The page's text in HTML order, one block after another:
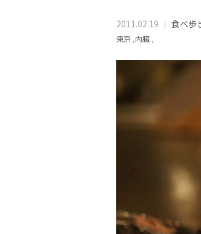
2011.02.19 食べ歩
東京 ,内臓 ,